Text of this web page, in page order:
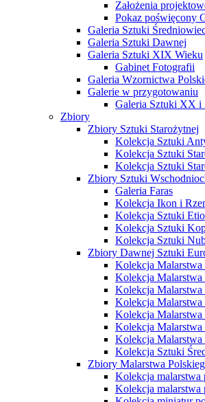
Założenia
Pokaz poświęcony
Galeria Sztuki
Galeria Sztuki Dawnej
Galeria Sztuki XIX Wieku
Gabinet Fotografii
Galeria Wzornictwa
Galerie w przygotowaniu
Galeria Sztuki XX
Zbiory
Zbiory Sztuki Starożytnej
Kolekcja Sztuki
Kolekcja Sztuki
Kolekcja Sztuki
Zbiory Sztuki
Galeria Faras
Kolekcja Ikon i
Kolekcja Sztuki
Kolekcja Sztuki
Kolekcja Sztuki
Zbiory Dawnej Sztuki
Kolekcja
Kolekcja
Kolekcja
Kolekcja
Kolekcja
Kolekcja
Kolekcja
Kolekcja Sztuki
Zbiory Malarstwa
Kolekcja malarstwa
Kolekcja